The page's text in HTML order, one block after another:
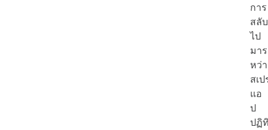
การ
สลับ
ไป
มา
หว่
สเ
แอ
ป
ปฏิ